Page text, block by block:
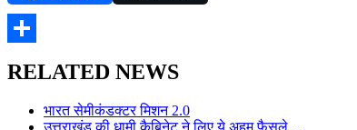
RELATED NEWS
भारत सेमीकंडक्टर मिशन 2.0